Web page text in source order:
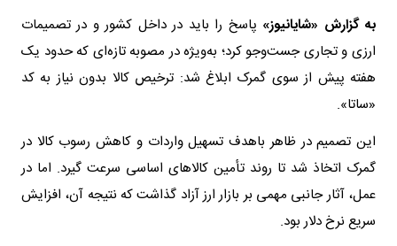
به گزارش «شایانیوز» پاسخ را باید در داخل کشور و در تصمیمات
ارزی و تجاری جست‌وجو کرد؛ به‌ویژه در مصوبه تازه‌ای که حدود یک
هفته پیش از سوی گمرک ابلاغ شد: ترخیص کالا بدون نیاز به کد
«ساتا».
این تصمیم در ظاهر باهدف تسهیل واردات و کاهش رسوب کالا در
گمرک اتخاذ شد تا روند تأمین کالاهای اساسی سرعت گیرد. اما در
عمل، آثار جانبی مهمی بر بازار ارز آزاد گذاشت که نتیجه آن، افزایش
سریع نرخ دلار بود.